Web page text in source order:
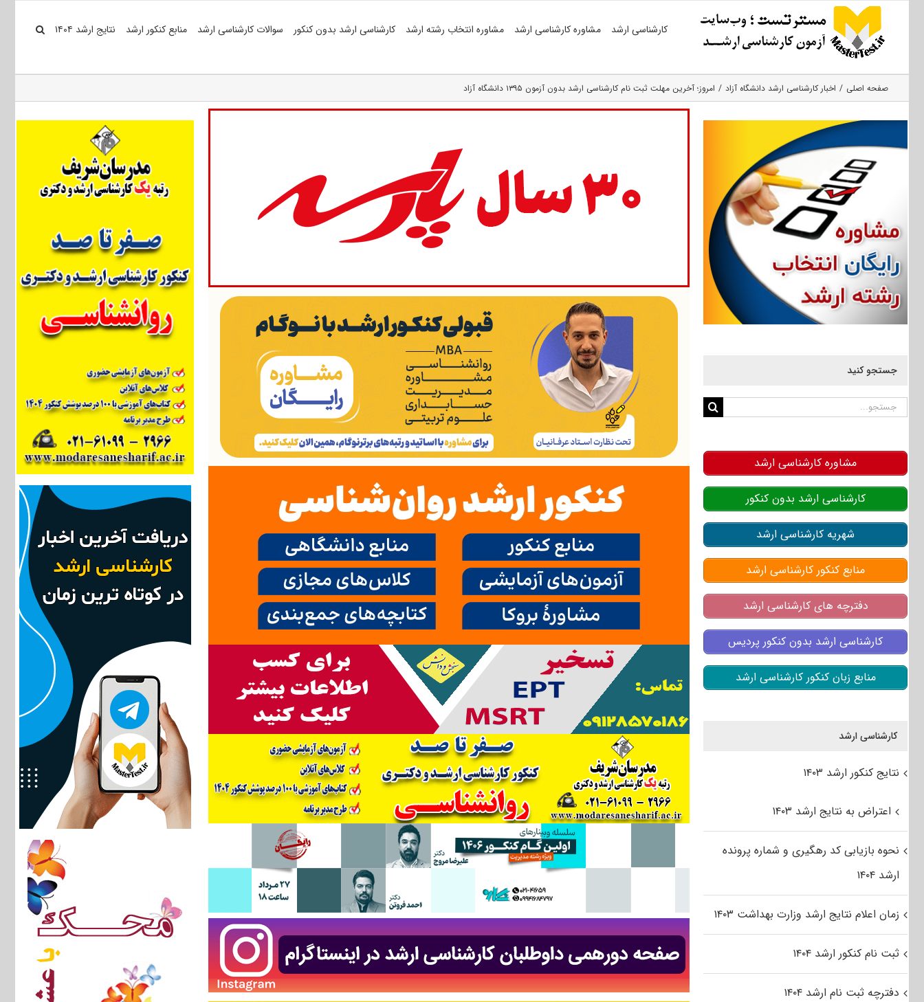
کارشناسی ارشد مشاوره کارشناسی ارشد مشاوره انتخاب رشته ارشد کارشناسی ارشد بدون کنکور سوالات کارشناسی ارشد منابع کنکور ارشد نتایج ارشد ۱۴۰۴
صفحه اصلی اخبار کارشناسی ارشد دانشگاه آزاد امروز؛ آخرین مهلت ثبت نام کارشناسی ارشد بدون آزمون ۱۳۹۵ دانشگاه آزاد
جستجو کنید
جستجو
مشاوره کارشناسی ارشد
کارشناسی ارشد بدون کنکور
شهریه کارشناسی ارشد
منابع کنکور کارشناسی ارشد
دفترچه های کارشناسی ارشد
کارشناسی ارشد بدون کنکور پردیس
منابع زبان کنکور کارشناسی ارشد
کارشناسی ارشد
نتایج کنکور ارشد ۱۴۰۳
اعتراض به نتایج ارشد ۱۴۰۳
نحوه بازیابی کد رهگیری و شماره پرونده
ارشد ۱۴۰۴
زمان اعلام نتایج ارشد وزارت بهداشت ۱۴۰۳
ثبت نام کنکور ارشد ۱۴۰۴
دفترچه ثبت نام ارشد ۱۴۰۴